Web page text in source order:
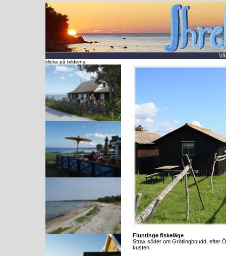
klicka på bilderna
Fluntinge fiskeläge
Strax söder om Grötlingboudd, efter
kusten.